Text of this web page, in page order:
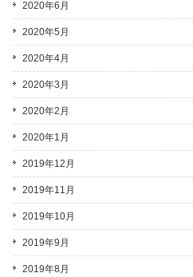
2020年6月
2020年5月
2020年4月
2020年3月
2020年2月
2020年1月
2019年12月
2019年11月
2019年10月
2019年9月
2019年8月